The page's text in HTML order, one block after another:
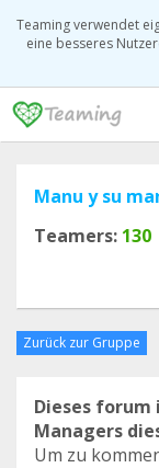
Teaming verwendet
eine besseres
Manu y su
Teamers: 130
Zurück zur Gruppe
Dieses
Managers
Um zu